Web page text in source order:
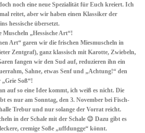
noch eine neue Spezialität für Euch kreiert. Ich
reitet, aber wir haben einen Klassiker der
hessische übersetzt.
Muscheln „Hessische Art“!
Art“ garen wir die frischen Miesmuscheln in
Zentgraf), ganz klassisch mit Karotte, Zwiebeln,
fangen wir den Sud auf, reduzieren ihn ein
Sahne, etwas Senf und „Achtung!“ den
Soß“!
auf so eine Idee kommt, ich weiß es nicht. Die
es nur am Sonntag, den 3. November bei Fisch-
Trebur und nur solange der Vorrat reicht.
in der Schale mit der Schale 😉 Dazu gibt es
cremige Soße „uffdungge“ könnt.